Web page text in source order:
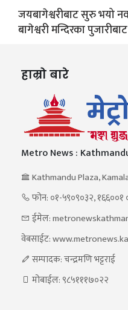
जयबागेश्वरीबाट सुरु भयो
बागेश्वरी मन्दिरका
हाम्रो बारे
Metro News :
Kathmandu Plaza,
फोन: ०१-५९०९०३२, १६६००१
ईमेल:
वेबसाईट:
सम्पादक: चन्द्रमणि भट्टराई
मोबाईल: ९८५१११७०२२